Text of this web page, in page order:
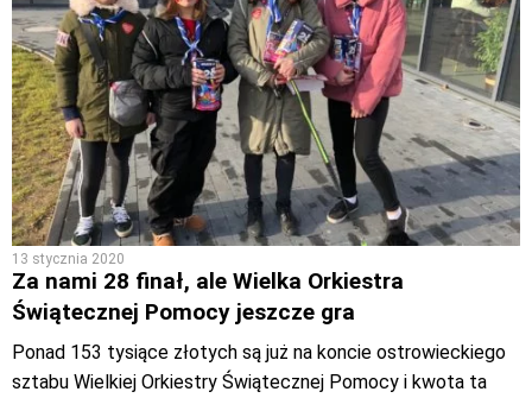
13 stycznia 2020
Za nami 28 finał, ale Wielka Orkiestra
Świątecznej Pomocy jeszcze gra
Ponad 153 tysiące złotych są już na koncie ostrowieckiego
sztabu Wielkiej Orkiestry Świątecznej Pomocy i kwota ta